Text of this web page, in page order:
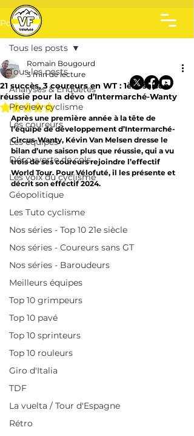
Post
Tous les posts
Analyses & Enquêtes
Preview cyclisme
Les coureurs
Les équipes
Découverte de cols
Les voix du cyclisme
Géopolitique
Les Tuto cyclisme
Nos séries - Top 10 21e siècle
Nos séries - Coureurs sans GT
Nos séries - Baroudeurs
Meilleurs équipes
Top 10 grimpeurs
Top 10 pavé
Top 10 sprinteurs
Top 10 rouleurs
Giro d'Italia
TDF
La vuelta / Tour d'Espagne
Rétro
Tous les posts
21 succès, 3 coureurs en WT : 1ère saison
réussie pour la dévo d’Intermarché-Wanty
Romain Bougourd
3 min de lecture
Noté NaN étoiles sur 5.
Après une première année à la tête de
l’équipe de développement d’Intermarché-
Circus-Wanty, Kévin Van Melsen dresse le
bilan d’une saison plus que réussie, qui a vu
trois de ses coureurs rejoindre l’effectif
World Tour. Pour Vélofuté, il les présente et
décrit son effectif 2024.